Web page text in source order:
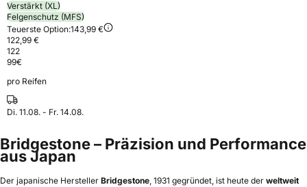
Verstärkt (XL)
Felgenschutz (MFS)
Teuerste Option:143,99 €
122,99 €
122
99€
pro Reifen
Di. 11.08. - Fr. 14.08.
Bridgestone – Präzision und Performance
aus Japan
Der japanische Hersteller Bridgestone, 1931 gegründet, ist heute der weltweit